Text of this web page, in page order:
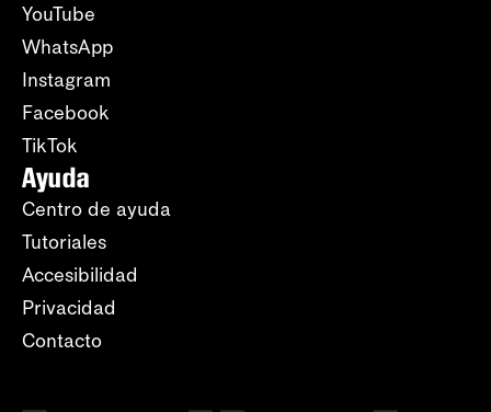
YouTube
WhatsApp
Instagram
Facebook
TikTok
Ayuda
Centro de ayuda
Tutoriales
Accesibilidad
Privacidad
Contacto